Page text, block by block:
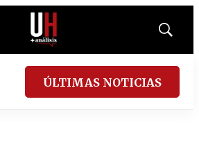
Mostrar
ÚLTIMAS NOTICIAS